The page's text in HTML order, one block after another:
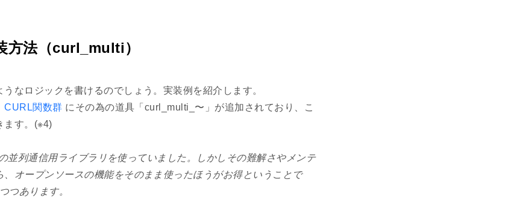
方法（curl_multi）
なロジックを書けるのでしょう。実装例を紹介します。
CURL関数群 にその為の道具「curl_multi_〜」が追加されており、こ
ます。(※4)
並列通信用ライブラリを使っていました。しかしその難解さやメンテ
、オープンソースの機能をそのまま使ったほうがお得ということで
つあります。